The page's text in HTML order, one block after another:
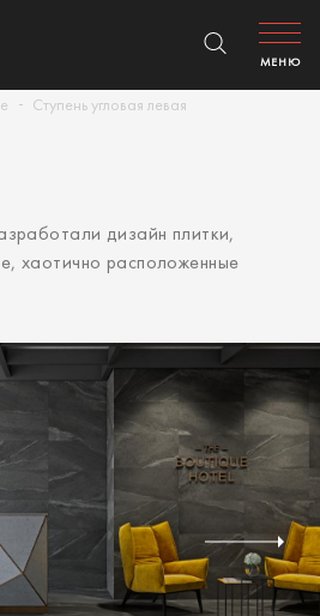
Ступень угловая левая
МЕНЮ
дизайн плитки,
хаотично расположенные